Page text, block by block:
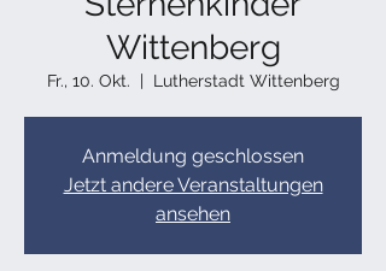
Wittenberg
Fr., 10. Okt.
  |
Lutherstadt Wittenberg
Anmeldung geschlossen
Jetzt andere Veranstaltungen
ansehen